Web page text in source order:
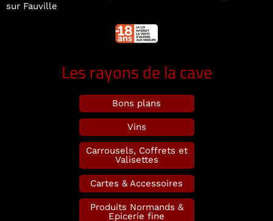
sur Fauville
Les rayons de la cave
Bons plans
Vins
Carrousels, Coffrets et
Valisettes
Cartes & Accessoires
Produits Normands &
Epicerie fine